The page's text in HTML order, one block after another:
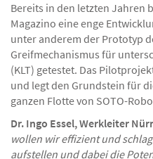
Bereits in den letzten Jahren
Magazino eine enge
unter anderem der Prototyp
Greifmechanismus für
(KLT) getestet. Das
und legt den Grundstein für
ganzen Flotte von SOTO-
Dr. Ingo Essel, Werkleiter
wollen wir effizient und
aufstellen und dabei die